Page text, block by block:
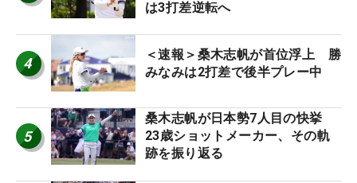
は3打差逆転へ
4
＜速報＞桑木志帆が首位浮上 勝
みなみは2打差で後半プレー中
5
桑木志帆が日本勢7人目の快挙
23歳ショットメーカー、その軌
跡を振り返る